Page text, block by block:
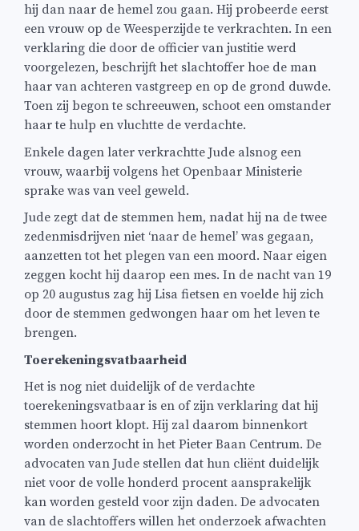
hij dan naar de hemel zou gaan. Hij probeerde eerst
een vrouw op de Weesperzijde te verkrachten. In een
verklaring die door de officier van justitie werd
voorgelezen, beschrijft het slachtoffer hoe de man
haar van achteren vastgreep en op de grond duwde.
Toen zij begon te schreeuwen, schoot een omstander
haar te hulp en vluchtte de verdachte.
Enkele dagen later verkrachtte Jude alsnog een
vrouw, waarbij volgens het Openbaar Ministerie
sprake was van veel geweld.
Jude zegt dat de stemmen hem, nadat hij na de twee
zedenmisdrijven niet ‘naar de hemel’ was gegaan,
aanzetten tot het plegen van een moord. Naar eigen
zeggen kocht hij daarop een mes. In de nacht van 19
op 20 augustus zag hij Lisa fietsen en voelde hij zich
door de stemmen gedwongen haar om het leven te
brengen.
Toerekeningsvatbaarheid
Het is nog niet duidelijk of de verdachte
toerekeningsvatbaar is en of zijn verklaring dat hij
stemmen hoort klopt. Hij zal daarom binnenkort
worden onderzocht in het Pieter Baan Centrum. De
advocaten van Jude stellen dat hun cliënt duidelijk
niet voor de volle honderd procent aansprakelijk
kan worden gesteld voor zijn daden. De advocaten
van de slachtoffers willen het onderzoek afwachten